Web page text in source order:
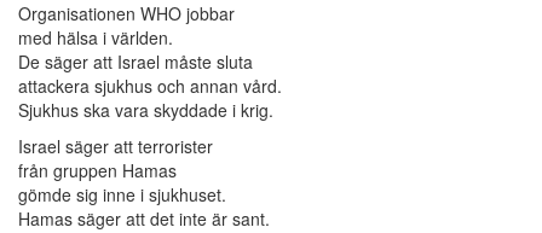
Organisationen WHO jobbar
med hälsa i världen.
De säger att Israel måste sluta
attackera sjukhus och annan vård.
Sjukhus ska vara skyddade i krig.
Israel säger att terrorister
från gruppen Hamas
gömde sig inne i sjukhuset.
Hamas säger att det inte är sant.